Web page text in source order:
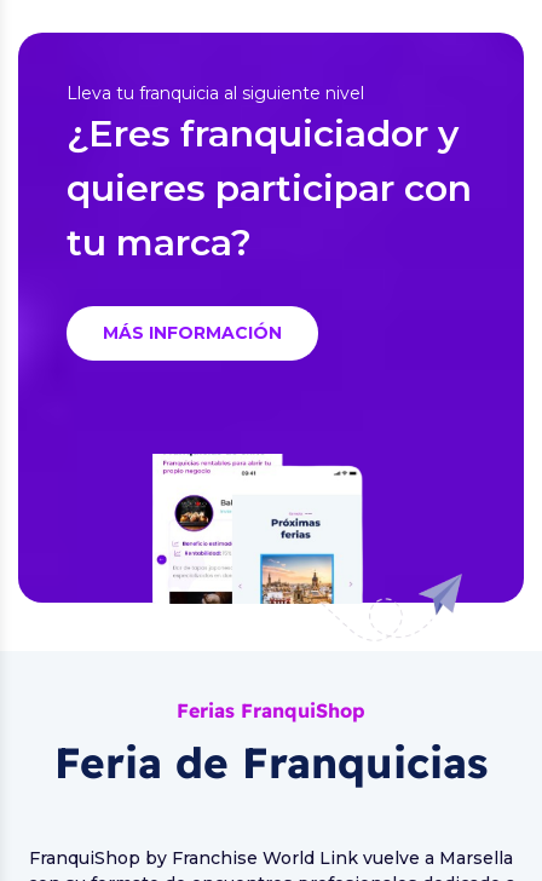
Lleva tu franquicia al siguiente nivel
¿Eres franquiciador y
quieres participar con
tu marca?
MÁS INFORMACIÓN
Ferias FranquiShop
Feria de Franquicias
FranquiShop by Franchise World Link vuelve a Marsella